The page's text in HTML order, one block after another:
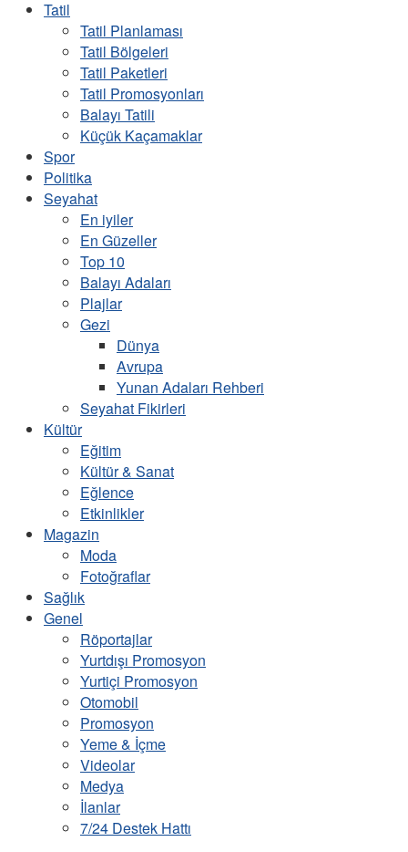
Tatil
Tatil Planlaması
Tatil Bölgeleri
Tatil Paketleri
Tatil Promosyonları
Balayı Tatili
Küçük Kaçamaklar
Spor
Politika
Seyahat
En iyiler
En Güzeller
Top 10
Balayı Adaları
Plajlar
Gezi
Dünya
Avrupa
Yunan Adaları Rehberi
Seyahat Fikirleri
Kültür
Eğitim
Kültür & Sanat
Eğlence
Etkinlikler
Magazin
Moda
Fotoğraflar
Sağlık
Genel
Röportajlar
Yurtdışı Promosyon
Yurtiçi Promosyon
Otomobil
Promosyon
Yeme & İçme
Videolar
Medya
İlanlar
7/24 Destek Hattı